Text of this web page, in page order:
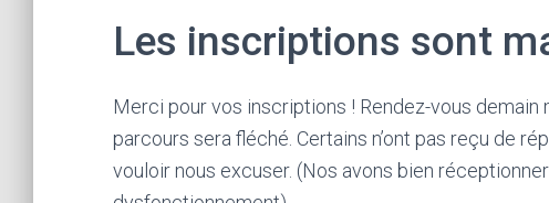
Les inscriptions sont
Merci pour vos inscriptions ! Rendez-vous
parcours sera fléché. Certains n’ont pas reçu de
vouloir nous excuser. (Nos avons bien